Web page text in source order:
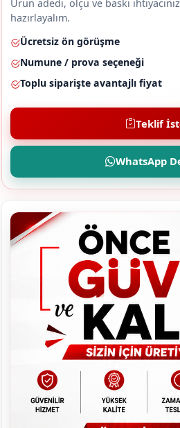
Ürün adedi, ölçü ve baskı
hazırlayalım.
Ücretsiz ön görüşme
Numune / prova seçeneği
Toplu siparişte avantajlı fiyat
Teklif
WhatsApp